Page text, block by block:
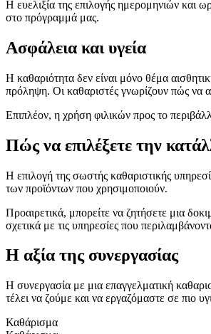
Η ευελιξία της επιλογής ημερομηνιών και
στο πρόγραμμά μας.
Ασφάλεια και υγεία
Η καθαριότητα δεν είναι μόνο θέμα
πρόληψη. Οι καθαριστές γνωρίζουν πώς να
Επιπλέον, η χρήση φιλικών προς το
Πώς να επιλέξετε την
Η επιλογή της σωστής καθαριστικής
των προϊόντων που χρησιμοποιούν.
Προαιρετικά, μπορείτε να ζητήσετε μια
σχετικά με τις υπηρεσίες που
Η αξία της συνεργασίας
Η συνεργασία με μια επαγγελματική
τέλει να ζούμε και να εργαζόμαστε σε πιο
Καθάρισμα